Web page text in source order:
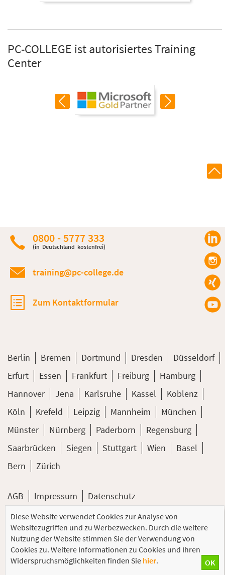
PC-COLLEGE ist autorisiertes Training
Center
0800 - 5777 333
(in Deutschland kostenfrei)
training@pc-college.de
Zum Kontaktformular
Berlin Bremen Dortmund Dresden
Düsseldorf
Erfurt
Essen Frankfurt Freiburg
Hamburg
Hannover
Jena Karlsruhe Kassel
Koblenz
Köln
Krefeld Leipzig Mannheim
München
Münster
Nürnberg Paderborn
Regensburg
Saarbrücken
Siegen Stuttgart Wien
Basel
Bern
Zürich
AGB Impressum
Datenschutz
© 2026 PC-COLLEGE Training GmbH
Diese Website verwendet Cookies zur Analyse von
Websitezugriffen und zu Werbezwecken. Durch die weitere
Nutzung der Website stimmen Sie der Verwendung von
Cookies zu. Weitere Informationen zu Cookies und Ihren
Widerspruchsmöglichkeiten finden Sie hier.